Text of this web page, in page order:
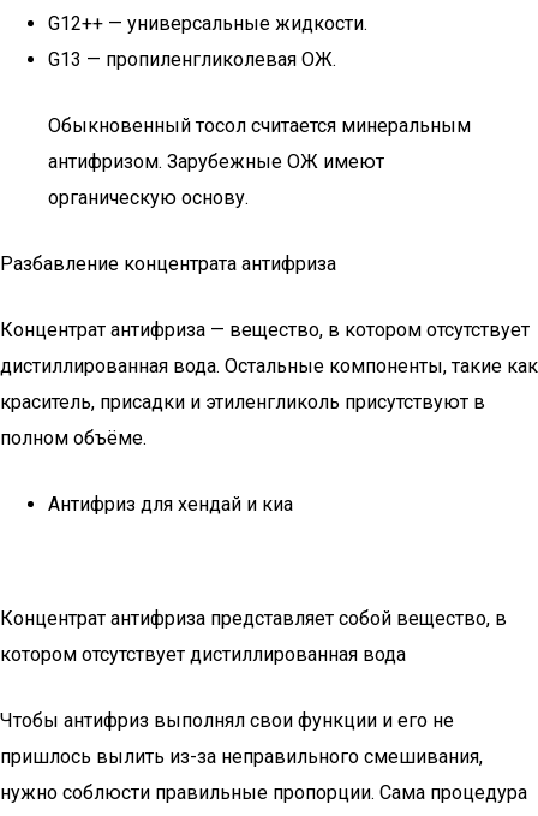
G12++ — универсальные жидкости.
G13 — пропиленгликолевая ОЖ.
Обыкновенный тосол считается минеральным
антифризом. Зарубежные ОЖ имеют
органическую основу.
Разбавление концентрата антифриза
Концентрат антифриза — вещество, в котором отсутствует
дистиллированная вода. Остальные компоненты, такие как
краситель, присадки и этиленгликоль присутствуют в
полном объёме.
Антифриз для хендай и киа
Концентрат антифриза представляет собой вещество, в
котором отсутствует дистиллированная вода
Чтобы антифриз выполнял свои функции и его не
пришлось вылить из-за неправильного смешивания,
нужно соблюсти правильные пропорции. Сама процедура